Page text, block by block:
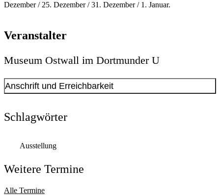
Dezember / 25. Dezember / 31. Dezember / 1. Januar.
Veranstalter
Museum Ostwall im Dortmunder U
Anschrift und Erreichbarkeit
Anschrift
Montag
Geschlossen
Schlagwörter
Ausstellung
Weitere Termine
Alle Termine